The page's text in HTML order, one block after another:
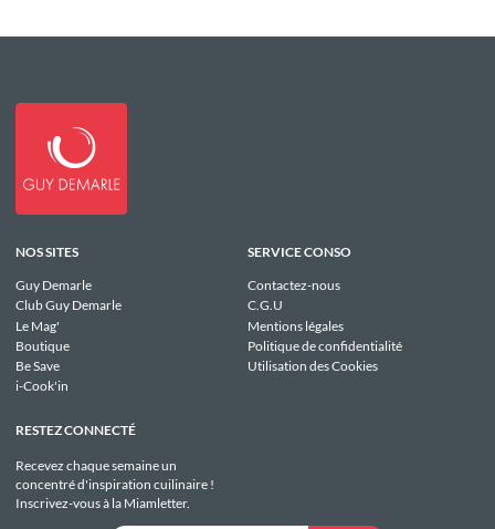
NOS SITES
Guy Demarle
Club Guy Demarle
Le Mag'
Boutique
Be Save
i-Cook'in
SERVICE CONSO
Contactez-nous
C.G.U
Mentions légales
Politique de confidentialité
Utilisation des Cookies
RESTEZ CONNECTÉ
Recevez chaque semaine un
concentré d'inspiration cuilinaire !
Inscrivez-vous à la Miamletter.